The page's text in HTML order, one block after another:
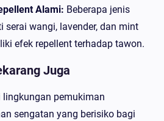
Alami: Beberapa jenis
serai wangi, lavender, dan mint
efek repellent terhadap tawon.
Juga
lingkungan pemukiman
sengatan yang berisiko bagi